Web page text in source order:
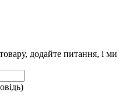
додайте питання, і ми